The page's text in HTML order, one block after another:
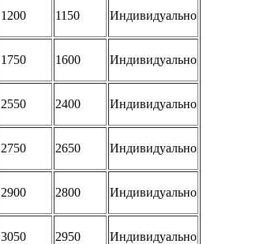
1200 1150 Индивидуально
1750 1600 Индивидуально
2550 2400 Индивидуально
2750 2650 Индивидуально
2900 2800 Индивидуально
3050 2950 Индивидуально